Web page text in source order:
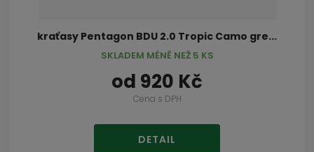
kraťasy Pentagon BDU 2.0 Tropic Camo gre...
od 920 Kč
Cena s DPH
DETAIL
SKLADEM MÉNĚ NEŽ 5 KS